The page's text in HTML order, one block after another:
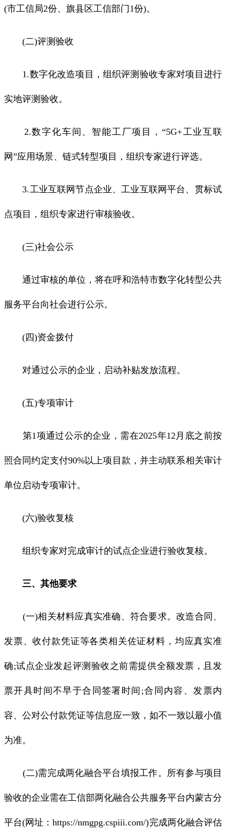
(市工信局2份、旗县区工信部门1份)。
(二)评测验收
1.数字化改造项目，组织评测验收专家对项目进行
实地评测验收。
2.数字化车间、智能工厂项目，“5G+工业互联
网”应用场景、链式转型项目，组织专家进行评选。
3.工业互联网节点企业、工业互联网平台、贯标试
点项目，组织专家进行审核验收。
(三)社会公示
通过审核的单位，将在呼和浩特市数字化转型公共
服务平台向社会进行公示。
(四)资金拨付
对通过公示的企业，启动补贴发放流程。
(五)专项审计
第1项通过公示的企业，需在2025年12月底之前按
照合同约定支付90%以上项目款，并主动联系相关审计
单位启动专项审计。
(六)验收复核
组织专家对完成审计的试点企业进行验收复核。
三、其他要求
(一)相关材料应真实准确、符合要求。改造合同、
发票、收付款凭证等各类相关佐证材料，均应真实准
确;试点企业发起评测验收之前需提供全额发票，且发
票开具时间不早于合同签署时间;合同内容、发票内
容、公对公付款凭证等信息应一致，如不一致以最小值
为准。
(二)需完成两化融合平台填报工作。所有参与项目
验收的企业需在工信部两化融合公共服务平台内蒙古分
平台(网址：https://nmgpg.cspiii.com/)完成两化融合评估